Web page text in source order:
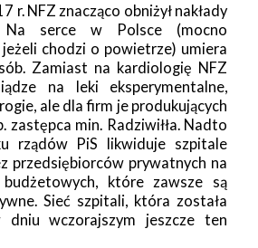
r. NFZ znacząco obniżył nakłady
Na serce w Polsce (mocno
jeżeli chodzi o powietrze) umiera
Zamiast na kardiologię NFZ
na leki eksperymentalne,
ale dla firm je produkujących
zastępca min. Radziwiłła. Nadto
rządów PiS likwiduje szpitale
przedsiębiorców prywatnych na
które zawsze są
Sieć szpitali, która została
dniu wczorajszym jeszcze ten